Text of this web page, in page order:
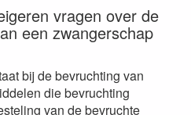
vragen over de
een zwangerschap
bij de bevruchting van
die bevruchting
van de bevruchte